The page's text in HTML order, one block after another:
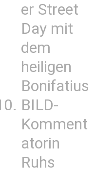
er Street
Day mit
dem
heiligen
Bonifatius
BILD-
Komment
atorin
Ruhs